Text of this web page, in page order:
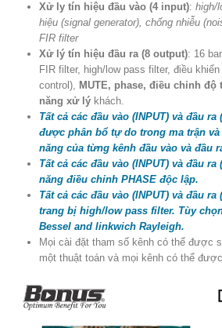
Xử ly tín hiệu đầu vào (4 input): high/
hiệu (signal generator), chống nhiễu
FIR filter
Xử lý tín hiệu đầu ra (8 output): 16
FIR filter, high/low pass filter, điều
control), MUTE, phase, điều chỉnh độ
năng xử lýkhách.
Tất cả các đầu vào (INPUT) và đầu ra
được phân bổ tự do trong ma trận
năng của từng kênh đầu vào và đầu
Tất cả các đầu vào (INPUT) và đầu ra
năng điều chỉnh PHASE độc lập.
Tất cả các đầu vào (INPUT) và đầu ra
trang bị high/low pass filter. Tùy
Bessel and linkwich Rayleigh.
Mọi cài đặt tham số kênh có thể được
một thuật toán và mọi kênh có thể